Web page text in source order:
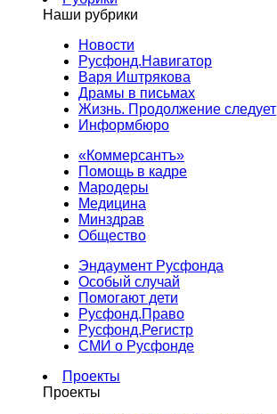
Наши рубрики
Новости
Русфонд.Навигатор
Варя Иштрякова
Драмы в письмах
Жизнь. Продолжение следует
Информбюро
«Коммерсантъ»
Помощь в кадре
Мародеры
Медицина
Минздрав
Общество
Эндаумент Русфонда
Особый случай
Помогают дети
Русфонд.Право
Русфонд.Регистр
СМИ о Русфонде
Проекты
Проекты